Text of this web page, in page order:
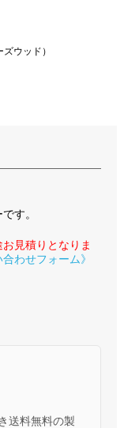
ウッド）
す。
見積りとなりま
合わせフォーム》
送料無料の製